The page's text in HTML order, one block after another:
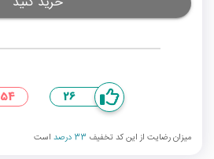
26
54
میزان رضایت از این کد تخفیف 33 درصد است